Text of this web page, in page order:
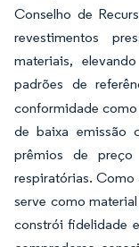
Conselho de
revestimentos
materiais,
padrões de
conformidade como
de baixa emissão
prêmios de preço
respiratórias.
serve como
constrói fidelidade